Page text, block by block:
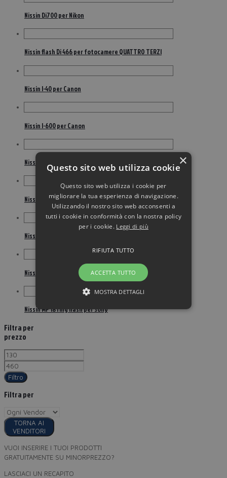
Nissin Di700 per Nikon
Nissin flash Di 466 per fotocamere QUATTRO TERZI
Nissin I-40 per Canon
Nissin I-600 per Canon
Nissin I-600 per Nikon
Nissin Kit DI700 + commander air per Sony
Nissin MF 18 ring flash per Canon
Nissin MF 18 ring flash per Nikon
Nissin MF 18 ring flash per Sony
Filtra per
prezzo
Filtro
Filtra per
TORNA AI
VENDITORI
VUOI INSERIRE I TUOI PRODOTTI
GRATUITAMENTE SU MINORPREZZO?
LASCIACI UN RECAPITO
×
Questo sito web utilizza cookie
Questo sito web utilizza i cookie per
migliorare la tua esperienza di navigazione.
Utilizzando il nostro sito web acconsenti a
tutti i cookie in conformità con la nostra policy
per i cookie. Leggi di più
ACCETTA TUTTO
RIFIUTA TUTTO
MOSTRA DETTAGLI